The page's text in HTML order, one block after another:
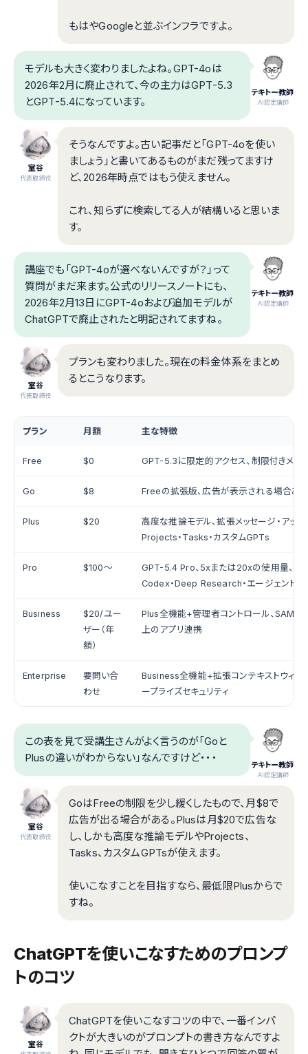
もはやGoogleと並ぶインフラですよ。
テキトー教師
.AI認定講師
モデルも大きく変わりましたよね。GPT-4oは
2026年2月に廃止されて、今の主力はGPT-5.3
とGPT-5.4になっています。
室谷
代表取締役
そうなんですよ。古い記事だと「GPT-4oを使い
ましょう」と書いてあるものがまだ残ってますけ
ど、2026年時点ではもう使えません。
これ、知らずに検索してる人が結構いると思いま
す。
テキトー教師
.AI認定講師
講座でも「GPT-4oが選べないんですが？」って
質問がまだ来ます。公式のリリースノートにも、
2026年2月13日にGPT-4oおよび追加モデルが
ChatGPTで廃止されたと明記されてますね。
室谷
代表取締役
プランも変わりました。現在の料金体系をまとめ
るとこうなります。
プラン 月額 主な特徴
Free $0 GPT-5.3に限定的アクセス、制限付きメッ
Go $8 Freeの拡張版、広告が表示される場合あり
Plus $20
高度な推論モデル、拡張メッセージ・アップ
Projects・Tasks・カスタムGPTs
Pro $100〜
GPT-5.4 Pro、5xまたは20xの使用量、最
Codex・Deep Research・エージェントモ
Business
$20/ユー
ザー（年
額）
Plus全機能+管理者コントロール、SAML
上のアプリ連携
Enterprise
要問い合
わせ
Business全機能+拡張コンテキストウィン
ープライズセキュリティ
テキトー教師
.AI認定講師
この表を見て受講生さんがよく言うのが「Goと
Plusの違いがわからない」なんですけど・・・
室谷
代表取締役
GoはFreeの制限を少し緩くしたもので、月$8で
広告が出る場合がある。Plusは月$20で広告な
し、しかも高度な推論モデルやProjects、
Tasks、カスタムGPTsが使えます。
使いこなすことを目指すなら、最低限Plusからで
すね。
ChatGPTを使いこなすためのプロンプ
トのコツ
室谷
ChatGPTを使いこなすコツの中で、一番インパ
クトが大きいのがプロンプトの書き方なんですよ